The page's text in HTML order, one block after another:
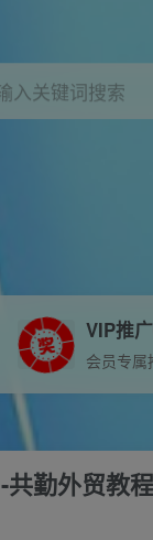
入关键词搜索
VIP推广
会员专属
勤外贸教程